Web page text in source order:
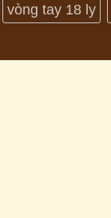
vòng tay 18 ly